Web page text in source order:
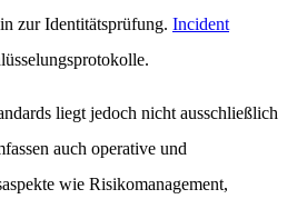
zur Identitätsprüfung. Incident
liegt jedoch nicht ausschließlich
auch operative und
wie Risikomanagement,